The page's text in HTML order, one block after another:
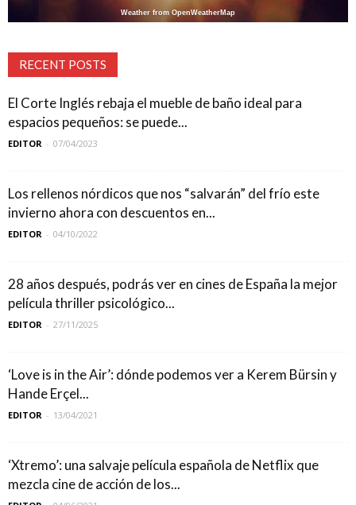
Weather from OpenWeatherMap
RECENT POSTS
El Corte Inglés rebaja el mueble de baño ideal para
espacios pequeños: se puede...
EDITOR - 07/04/2023
Los rellenos nórdicos que nos “salvarán” del frío este
invierno ahora con descuentos en...
EDITOR - 04/10/2022
28 años después, podrás ver en cines de España la mejor
película thriller psicológico...
EDITOR - 27/11/2025
‘Love is in the Air’: dónde podemos ver a Kerem Bürsin y
Hande Erçel...
EDITOR - 13/04/2021
‘Xtremo’: una salvaje película española de Netflix que
mezcla cine de acción de los...